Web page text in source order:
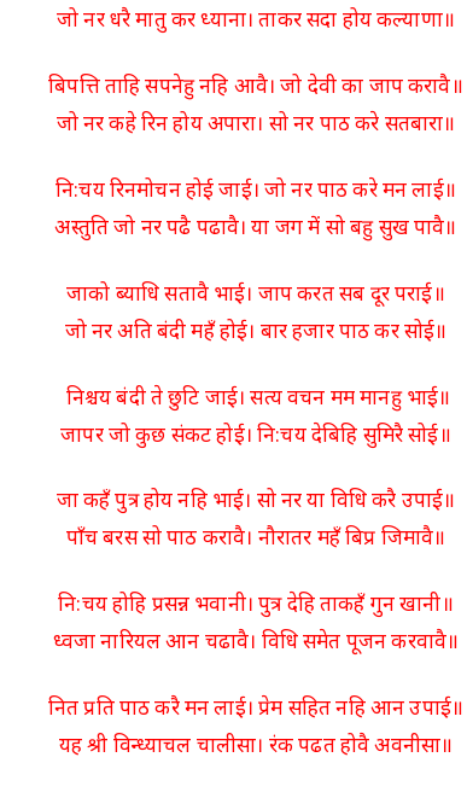
जो नर धरै मातु कर ध्याना। ताकर सदा होय कल्याणा॥
बिपत्ति ताहि सपनेहु नहि आवै। जो देवी का जाप करावै॥
जो नर कहे रिन होय अपारा। सो नर पाठ करे सतबारा॥
नि:चय रिनमोचन होई जाई। जो नर पाठ करे मन लाई॥
अस्तुति जो नर पढै पढावै। या जग में सो बहु सुख पावै॥
जाको ब्याधि सतावै भाई। जाप करत सब दूर पराई॥
जो नर अति बंदी महँ होई। बार हजार पाठ कर सोई॥
निश्चय बंदी ते छुटि जाई। सत्य वचन मम मानहु भाई॥
जापर जो कुछ संकट होई। नि:चय देबिहि सुमिरै सोई॥
जा कहँ पुत्र होय नहि भाई। सो नर या विधि करै उपाई॥
पाँच बरस सो पाठ करावै। नौरातर महँ बिप्र जिमावै॥
नि:चय होहि प्रसन्न भवानी। पुत्र देहि ताकहँ गुन खानी॥
ध्वजा नारियल आन चढावै। विधि समेत पूजन करवावै॥
नित प्रति पाठ करै मन लाई। प्रेम सहित नहि आन उपाई॥
यह श्री विन्ध्याचल चालीसा। रंक पढत होवै अवनीसा॥